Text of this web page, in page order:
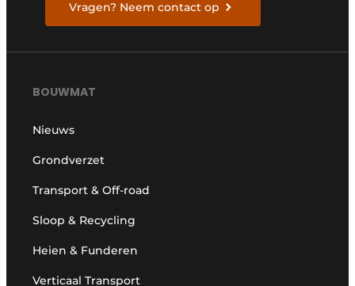
Vragen? Neem contact op
BOUWMAT
Nieuws
Grondverzet
Transport & Off-road
Sloop & Recycling
Heien & Funderen
Verticaal Transport